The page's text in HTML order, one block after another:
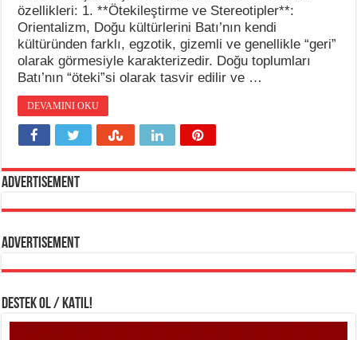
özellikleri: 1. **Ötekileştirme ve Stereotipler**:
Orientalizm, Doğu kültürlerini Batı’nın kendi
kültüründen farklı, egzotik, gizemli ve genellikle “geri”
olarak görmesiyle karakterizedir. Doğu toplumları
Batı’nın “öteki”si olarak tasvir edilir ve …
DEVAMINI OKU
Advertisement
Advertisement
DESTEK OL / KATIL!